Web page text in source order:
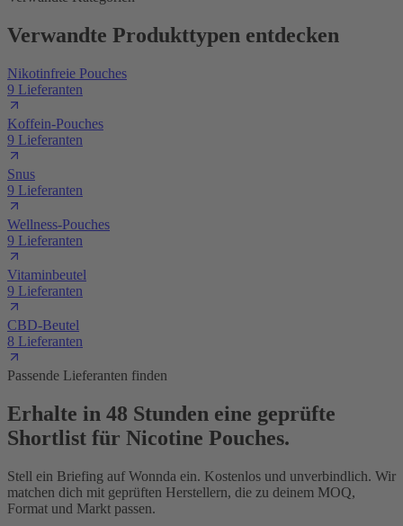
Verwandte Produkttypen entdecken
Nikotinfreie Pouches
9 Lieferanten
Koffein-Pouches
9 Lieferanten
Snus
9 Lieferanten
Wellness-Pouches
9 Lieferanten
Vitaminbeutel
9 Lieferanten
CBD-Beutel
8 Lieferanten
Passende Lieferanten finden
Erhalte in 48 Stunden eine geprüfte
Shortlist für Nicotine Pouches.
Stell ein Briefing auf Wonnda ein. Kostenlos und unverbindlich. Wir
matchen dich mit geprüften Herstellern, die zu deinem MOQ,
Format und Markt passen.